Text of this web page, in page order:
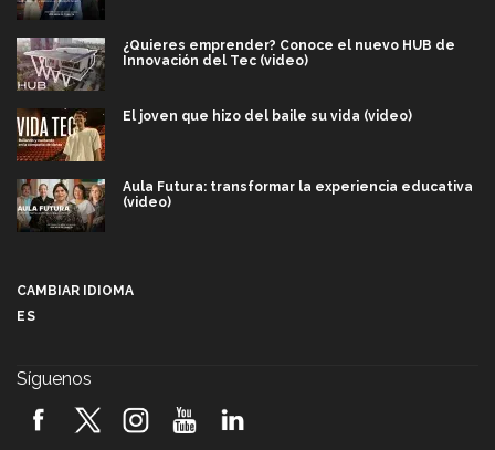
¿Quieres emprender? Conoce el nuevo HUB de
Innovación del Tec (video)
El joven que hizo del baile su vida (video)
Aula Futura: transformar la experiencia educativa
(video)
2026! (video)
CAMBIAR IDIOMA
ES
Síguenos